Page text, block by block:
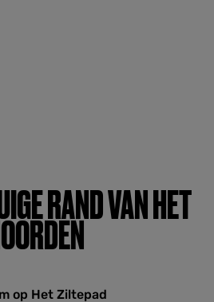
RAND VAN HET
op Het Ziltepad